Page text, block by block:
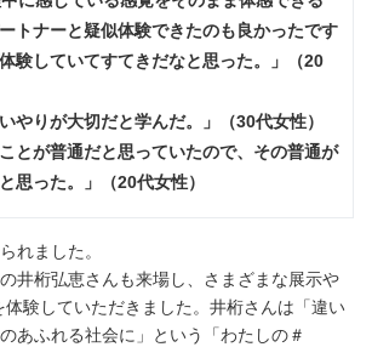
トナーと疑似体験できたのも良かったです
験していてすてきだなと思った。」（20
やりが大切だと学んだ。」（30代女性）
とが普通だと思っていたので、その普通が
思った。」（20代女性）
れました。
井桁弘恵さんも来場し、さまざまな展示や
体験していただきました。井桁さんは「違い
あふれる社会に」という「わたしの＃